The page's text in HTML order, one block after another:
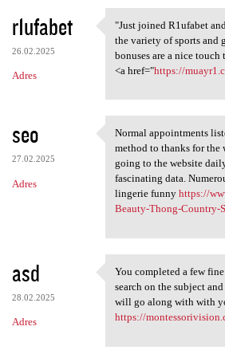
r1ufabet
26.02.2025
Adres
"Just joined
"Just joined R1ufabet
the variety of sports and
bonuses are a nice touch
<a href="https://
seo
27.02.2025
Adres
Normal
Normal appointments
method to thanks for the
going to the website
fascinating data.
lingerie funny https://
Beauty-Thong-
asd
28.02.2025
Adres
You completed a
You completed a few
search on the subject
will go along with with
https://